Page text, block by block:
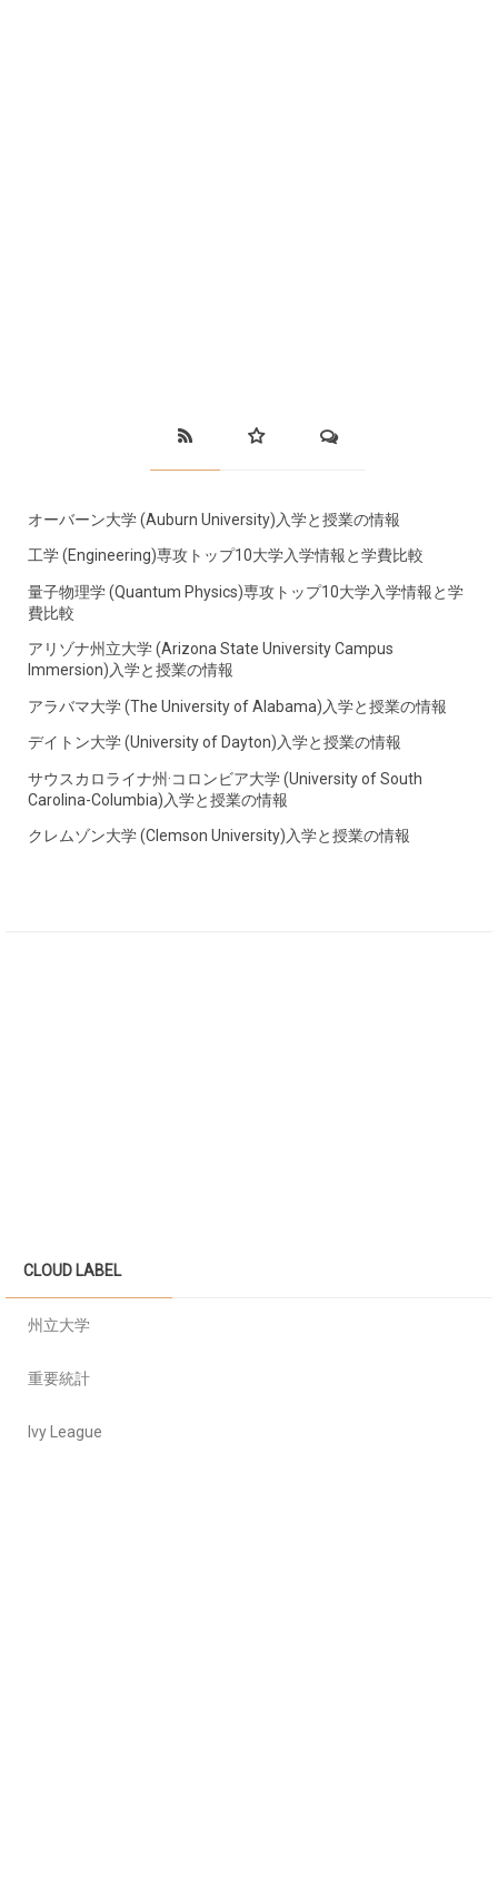
オーバーン大学 (Auburn University)入学と授業の情報
工学 (Engineering)専攻トップ10大学入学情報と学費比較
量子物理学 (Quantum Physics)専攻トップ10大学入学情報と学
費比較
アリゾナ州立大学 (Arizona State University Campus
Immersion)入学と授業の情報
アラバマ大学 (The University of Alabama)入学と授業の情報
デイトン大学 (University of Dayton)入学と授業の情報
サウスカロライナ州·コロンビア大学 (University of South
Carolina-Columbia)入学と授業の情報
クレムゾン大学 (Clemson University)入学と授業の情報
CLOUD LABEL
州立大学
重要統計
Ivy League